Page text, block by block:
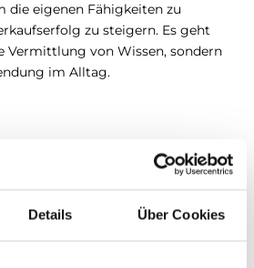
Details Über Cookies
die eigenen Fähigkeiten zu
zu steigern. Es geht
Vermittlung von Wissen, sondern
im Alltag.
sich sagen, dass ein erfolgreicher
und Profitabilität zu sichern.
können dazu beitragen, den